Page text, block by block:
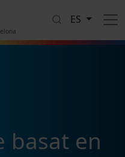
ES
basat en